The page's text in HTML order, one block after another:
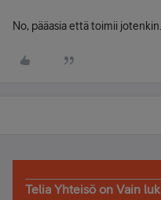
No, pääasia että toimii jotenkin.
Telia Yhteisö on Vain